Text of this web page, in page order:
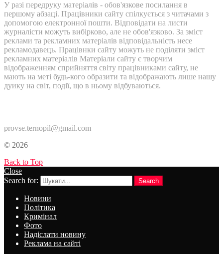
У разі передруку матеріалів - обов'язкове посилання в
першому абзаці. Працівники сайту спілкується з читачами з
допомогою електронної пошти. Відповідати на листи
журналісти можуть вибірково, але не обов'язково. За зміст
реклами та рекламних матеріалів відповідальність несе
рекламодавець. Працівнки сайту можуть не поділяти зміст
рекламних матеріалів Матеріали сайту є творчим
відображенням сприйняття світу працівниками сайту, не
мають на меті будь-кого образити та відображають лише нашу
дуику на світ, події, що в ньому відбуваються.
provse.ternopil@gmail.com
© 2026
Back to Top
Close
Search for:
Search
Новини
Політика
Кримінал
Фото
Надіслати новину
Реклама на сайті